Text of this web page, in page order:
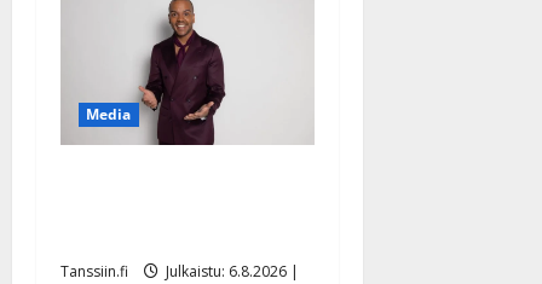
Media
Tanssiin.fi
Julkaistu: 6.8.2026 |